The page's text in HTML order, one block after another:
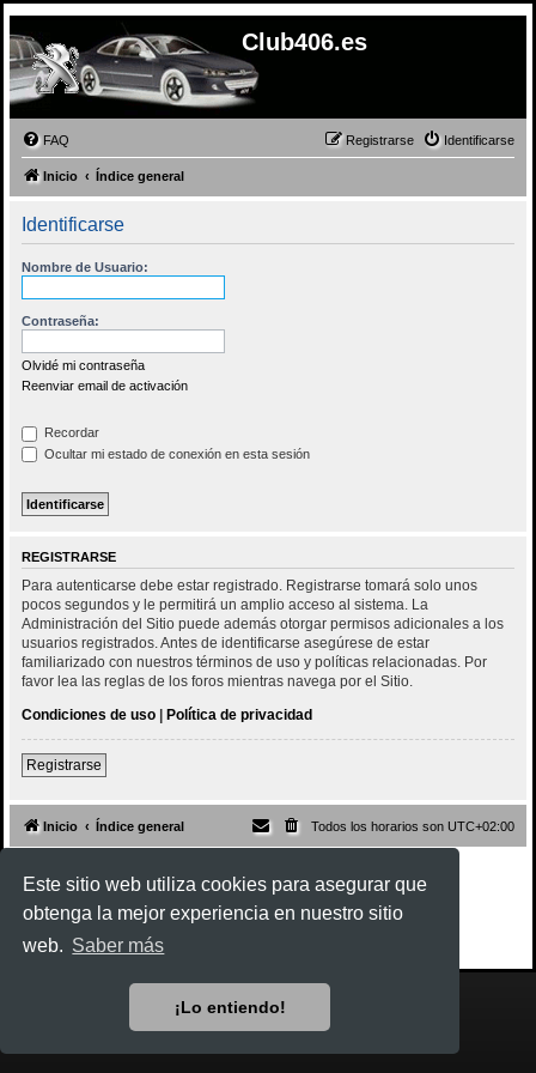
Este sitio web utiliza cookies para asegurar que
obtenga la mejor experiencia en nuestro sitio
web. Saber más
¡Lo entiendo!
Club406.es
FAQ Identificarse
Registrarse
Inicio Índice general
Identificarse
Nombre de Usuario:
Contraseña:
Olvidé mi contraseña
Reenviar email de activación
Recordar
Ocultar mi estado de conexión en esta sesión
REGISTRARSE
Para autenticarse debe estar registrado. Registrarse tomará solo unos
pocos segundos y le permitirá un amplio acceso al sistema. La
Administración del Sitio puede además otorgar permisos adicionales a los
usuarios registrados. Antes de identificarse asegúrese de estar
familiarizado con nuestros términos de uso y políticas relacionadas. Por
favor lea las reglas de los foros mientras navega por el Sitio.
Condiciones de uso | Política de privacidad
Registrarse
Inicio Índice general Todos los horarios son UTC+02:00
StyleRock'n Rollported 3.3 byphpBB Spain
Traducción al español por phpBB España